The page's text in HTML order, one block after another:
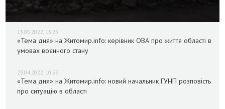
13.05.2022, 13:25
«Тема дня» на Житомир.info: керівник ОВА про життя області в
умовах воєнного стану
29.04.2022, 10:59
«Тема дня» на Житомир.info: новий начальник ГУНП розповість
про ситуацію в області